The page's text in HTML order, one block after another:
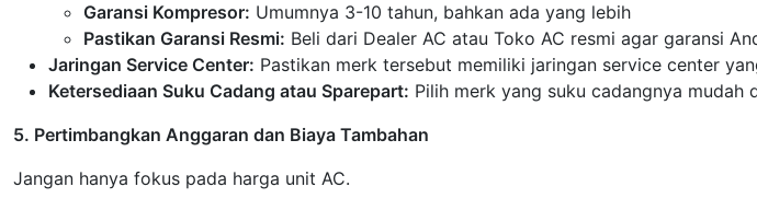
Garansi Kompresor: Umumnya 3-10 tahun, bahkan ada yang lebih
Pastikan Garansi Resmi: Beli dari Dealer AC atau Toko AC resmi agar garansi
Jaringan Service Center: Pastikan merk tersebut memiliki jaringan service center
Ketersediaan Suku Cadang atau Sparepart: Pilih merk yang suku cadangnya
5. Pertimbangkan Anggaran dan Biaya Tambahan
Jangan hanya fokus pada harga unit AC.